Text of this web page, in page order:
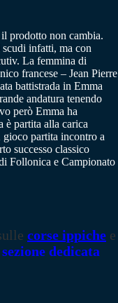
prodotto non cambia.
scudi infatti, ma con
La femmina di
francese – Jean Pierre
battistrada in Emma
andatura tenendo
però Emma ha
è partita alla carica
gioco partita incontro a
successo classico
Follonica e Campionato
corse ippiche e
sezione dedicata